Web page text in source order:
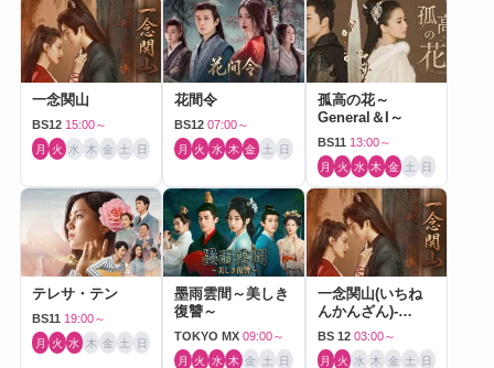
一念関山
BS12 15:00～
月 火 水 木 金 土 日
花間令
BS12 07:00～
月 火 水 木 金 土 日
孤高の花～
General＆I～
BS11 13:00～
月 火 水 木 金 土 日
テレサ・テン
BS11 19:00～
月 火 水 木 金 土 日
墨雨雲間～美しき
復讐～
TOKYO MX 09:00～
月 火 水 木 金 土 日
一念関山(いちね
んかんざん)-
Journey to Love-
BS 12 03:00～
月 火 水 木 金 土 日